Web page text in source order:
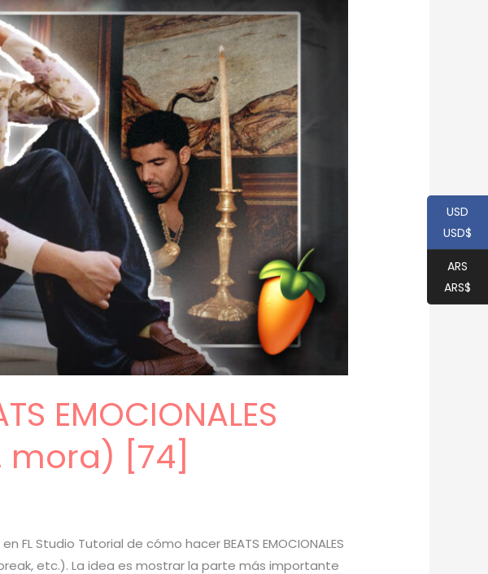
EMOCIONALES
[74]
FL Studio Tutorial de cómo hacer BEATS EMOCIONALES
etc.). La idea es mostrar la parte más importante
USD
USD$
ARS
ARS$